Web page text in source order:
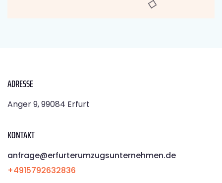
ADRESSE
Anger 9, 99084 Erfurt
KONTAKT
anfrage@erfurterumzugsunternehmen.de
+4915792632836